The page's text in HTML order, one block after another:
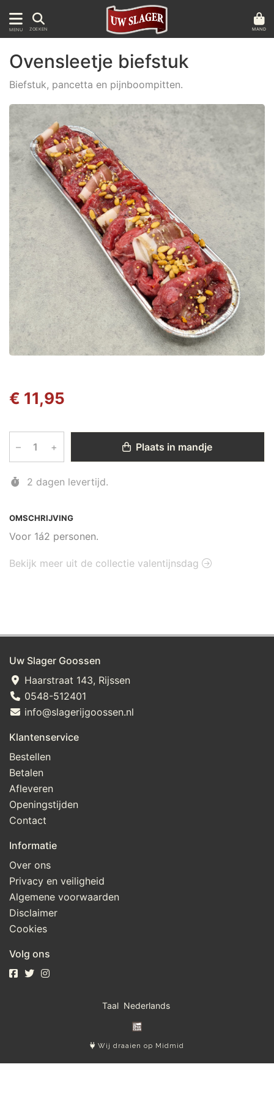
MENU ZOEKEN MAND
OMSCHRIJVING
Voor 1á2 personen.
Ovensleetje biefstuk
Biefstuk, pancetta en pijnboompitten.
€ 11,95
– + Plaats in mandje
2 dagen levertijd.
Bekijk meer uit de collectie valentijnsdag
Uw Slager Goossen
Haarstraat 143, Rijssen
0548-512401
info@slagerijgoossen.nl
Klantenservice
Bestellen
Betalen
Afleveren
Openingstijden
Contact
Informatie
Over ons
Privacy en veiligheid
Algemene voorwaarden
Disclaimer
Cookies
Volg ons
Taal
Wij draaien op Midmid